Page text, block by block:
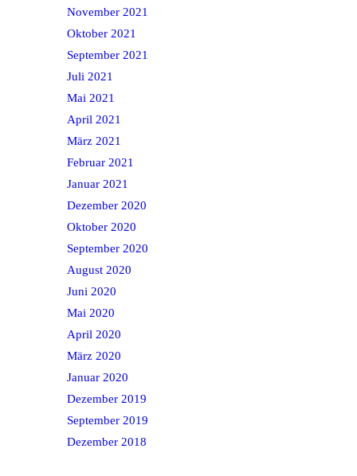
November 2021
Oktober 2021
September 2021
Juli 2021
Mai 2021
April 2021
März 2021
Februar 2021
Januar 2021
Dezember 2020
Oktober 2020
September 2020
August 2020
Juni 2020
Mai 2020
April 2020
März 2020
Januar 2020
Dezember 2019
September 2019
Dezember 2018